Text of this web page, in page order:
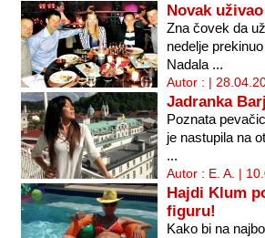
Novak
Zna čovek da
nedelje
Nadala ...
Autor : |
Jadranka
Poznata
je nastupila na
...
Autor : E. A. |
Hajdi Klum
figuru!
Kako bi na